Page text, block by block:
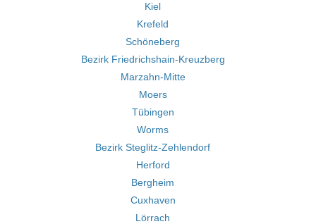
Kiel
Krefeld
Schöneberg
Bezirk Friedrichshain-Kreuzberg
Marzahn-Mitte
Moers
Tübingen
Worms
Bezirk Steglitz-Zehlendorf
Herford
Bergheim
Cuxhaven
Lörrach